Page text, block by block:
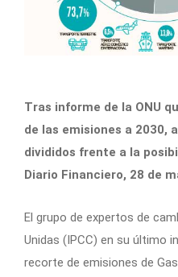
Tras informe de la ONU
de las emisiones a 2030,
divididos frente a la
Diario Financiero, 28 de
El grupo de expertos de
Unidas (IPCC) en su último
recorte de emisiones de